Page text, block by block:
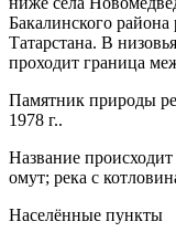
Бакалинского
Татарстана. В
проходит граница
Памятник природы
1978 г..
Название
омут; река с
Населённые пункты